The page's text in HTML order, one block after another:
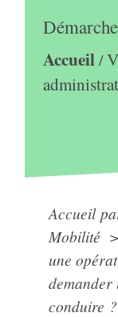
Accueil/
Accueil
Mobilité >
une
demander
conduire ?